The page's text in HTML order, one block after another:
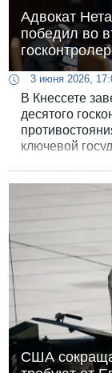
Адвокат
победил во
3 июня 2026,
В Кнессете
десятого
ключевой
пришлось
из-за того,
обязали
США